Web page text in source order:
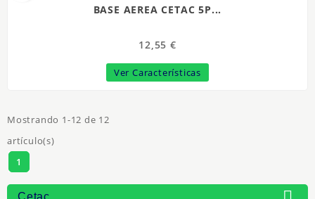
BASE AEREA CETAC 5P...
12,55 €
Ver Características
Mostrando 1-12 de 12
artículo(s)
1
Cetac